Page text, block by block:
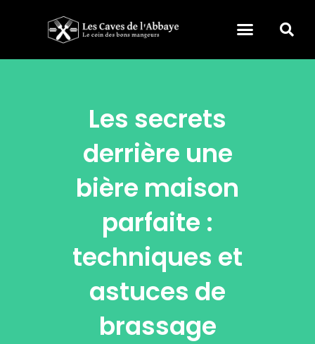
Les secrets
derrière une
bière maison
parfaite :
techniques et
astuces de
brassage